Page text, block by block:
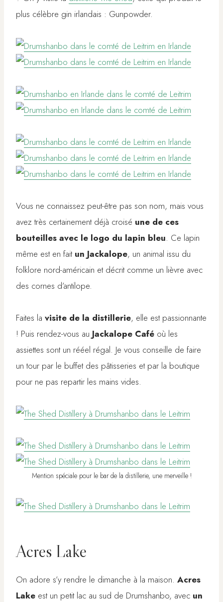
plus célèbre gin irlandais : Gunpowder.
Vous ne connaissez peut-être pas son nom, mais vous
avez très certainement déjà croisé une de ces
bouteilles avec le logo du lapin bleu. Ce lapin
même est en fait un Jackalope, un animal issu du
folklore nord-américain et décrit comme un lièvre avec
des cornes d’antilope.
Faites la visite de la distillerie, elle est passionnante
! Puis rendez-vous au Jackalope Café où les
assiettes sont un rééel régal. Je vous conseille de faire
un tour par le buffet des pâtisseries et par la boutique
pour ne pas repartir les mains vides.
Mention spéciale pour le bar de la distillerie, une merveille !
Acres Lake
On adore s’y rendre le dimanche à la maison. Acres
Lake est un petit lac au sud de Drumshanbo, avec un